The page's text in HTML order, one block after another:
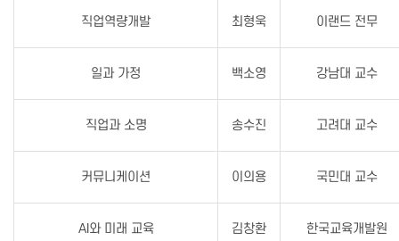
직업역량개발 최형욱 이랜드 전무
일과 가정 백소영 강남대 교수
직업과 소명 송수진 고려대 교수
커뮤니케이션 이의용 국민대 교수
AI와 미래 교육 김창환 한국교육개발원